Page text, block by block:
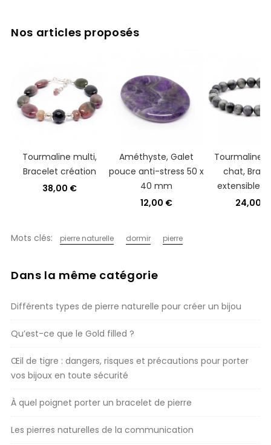
Nos articles proposés
Tourmaline multi,
Bracelet création
38,00 €
Améthyste, Galet
pouce anti-stress 50 x
40 mm
12,00 €
Tourmaline
chat,
extensible
24,00 €
Mots clés: pierre naturelle dormir pierre
Dans la même catégorie
Différents types de pierre naturelle pour créer un bijou
Qu’est-ce que le Gold filled ?
Œil de tigre : dangers, risques et précautions pour porter
vos bijoux en toute sécurité
À quel poignet porter un bracelet de pierre
Les pierres naturelles de la communication